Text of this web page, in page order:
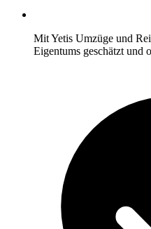
Mit Yetis Umzüge und
Eigentums geschätzt und